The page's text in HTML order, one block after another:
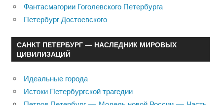
Фантасмагории Гоголевского Петербурга
Петербург Достоевского
САНКТ ПЕТЕРБУРГ — НАСЛЕДНИК МИРОВЫХ
ЦИВИЛИЗАЦИЙ
Идеальные города
Истоки Петербургской трагедии